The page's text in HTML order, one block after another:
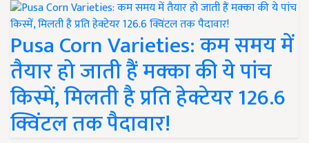
Pusa Corn Varieties: कम समय में
तैयार हो जाती हैं मक्का की ये पांच
किस्में, मिलती है प्रति हेक्टेयर 126.6
क्विंटल तक पैदावार!